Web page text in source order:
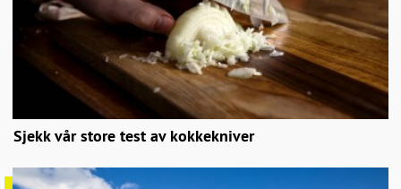
Sjekk vår store test av kokkekniver